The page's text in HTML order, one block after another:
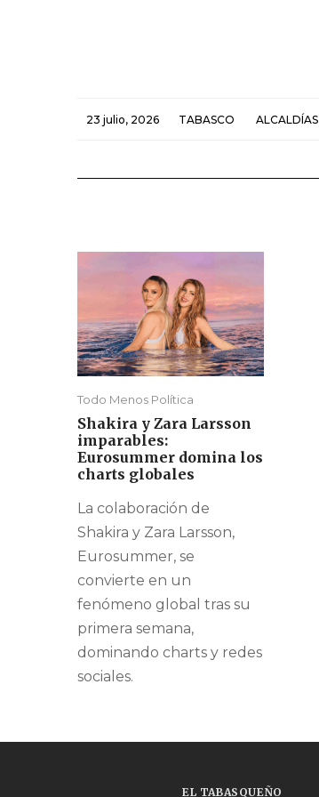
23 julio, 2026 TABASCO ALCALDÍAS
Todo Menos Política
Shakira y Zara Larsson
imparables:
Eurosummer domina los
charts globales
La colaboración de
Shakira y Zara Larsson,
Eurosummer, se
convierte en un
fenómeno global tras su
primera semana,
dominando charts y redes
sociales.
EL TABASQUEÑO